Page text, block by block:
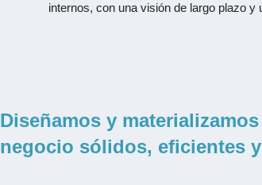
internos, con una visión de largo plazo y
Diseñamos y
negocio sólidos, eficientes